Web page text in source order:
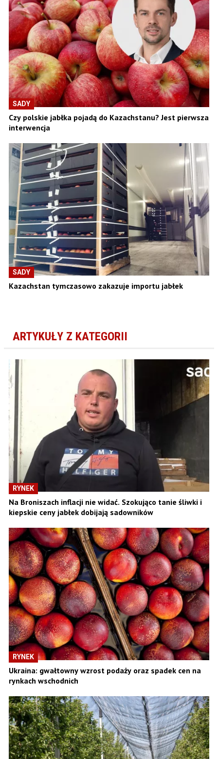
SADY
Czy polskie jabłka pojadą do Kazachstanu? Jest pierwsza
interwencja
SADY
Kazachstan tymczasowo zakazuje importu jabłek
ARTYKUŁY Z KATEGORII
RYNEK
Na Broniszach inflacji nie widać. Szokująco tanie śliwki i
kiepskie ceny jabłek dobijają sadowników
RYNEK
Ukraina: gwałtowny wzrost podaży oraz spadek cen na
rynkach wschodnich